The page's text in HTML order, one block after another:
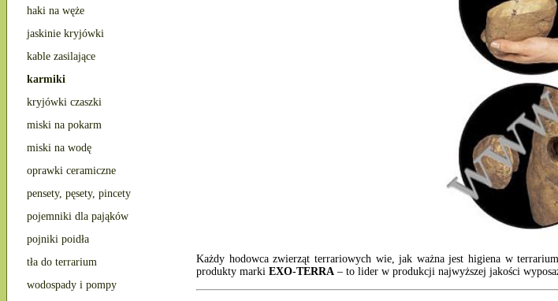
haki na węże
jaskinie kryjówki
kable zasilające
karmiki
kryjówki czaszki
miski na pokarm
miski na wodę
oprawki ceramiczne
pensety, pęsety, pincety
pojemniki dla pająków
pojniki poidła
tła do terrarium
wodospady i pompy
Każdy hodowca zwierząt terrariowych wie, jak ważna jest higiena w
produkty marki EXO-TERRA – to lider w produkcji najwyższej jakości